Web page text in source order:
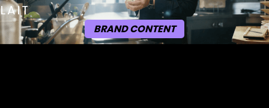
LAIT
BRAND CONTENT